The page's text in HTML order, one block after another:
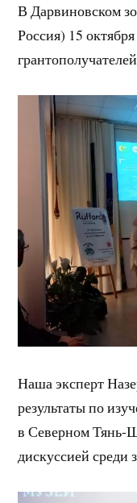
В Дарвиновском
Россия) 15
Наша эксперт
результаты по
в Северном Тянь-
дискуссией среди